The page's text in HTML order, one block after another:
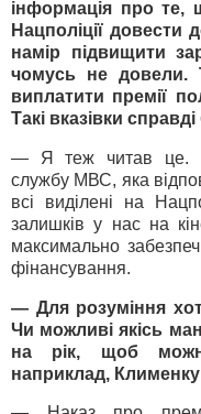
інформація про те,
Нацполіції
намір підвищити
чомусь не довели.
виплатити премії
Такі вказівки
— Я теж читав це.
службу МВС, яка
всі виділені на
залишків у нас на
максимально
фінансування.
— Для розуміння
Чи можливі якісь
на рік, щоб
наприклад, Клименку